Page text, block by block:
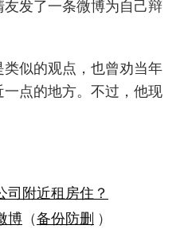
发了一条微博为自己辩
似的观点，也曾劝当年
点的地方。不过，他现
司附近租房住？
博 （备份防删 ）